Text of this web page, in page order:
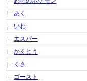
あく
いわ
エスパー
かくとう
くさ
ゴースト